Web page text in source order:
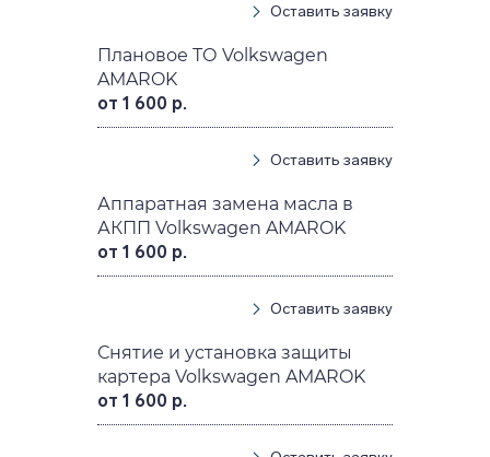
Оставить заявку
Плановое ТО Volkswagen
AMAROK
от 1 600 р.
Оставить заявку
Аппаратная замена масла в
АКПП Volkswagen AMAROK
от 1 600 р.
Оставить заявку
Снятие и установка защиты
картера Volkswagen AMAROK
от 1 600 р.